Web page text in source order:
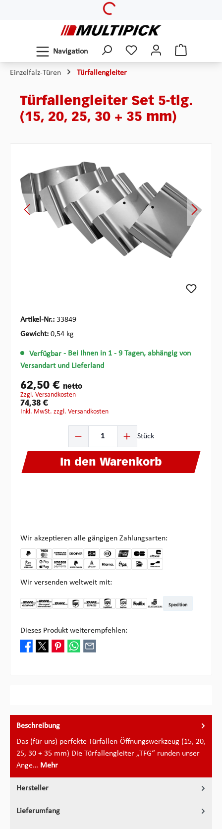
Loading...
Navigation
Einzelfalz-Türen Türfallengleiter
Türfallengleiter Set 5-tlg.
(15, 20, 25, 30 + 35 mm)
Artikel-Nr.: 33849
Gewicht: 0,54 kg
Verfügbar - Bei Ihnen in 1 - 9 Tagen, abhängig von
Versandart und Lieferland
62,50 € netto
zzgl. Versandkosten
74,38 €
inkl. MwSt. zzgl. Versandkosten
Stück
In den Warenkorb
Wir akzeptieren alle gängigen Zahlungsarten:
Wir versenden weltweit mit:
Spedition
Dieses Produkt weiterempfehlen:
Beschreibung
Das (für uns) perfekte Türfallen-Öffnungswerkzeug (15, 20,
25, 30 + 35 mm) Die Türfallengleiter „TFG“ runden unser
Ange… Mehr
Hersteller
Lieferumfang